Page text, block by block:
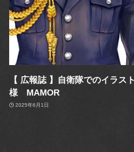
【 広報誌 】自衛隊でのイラ
様 MAMOR
2025年6月1日